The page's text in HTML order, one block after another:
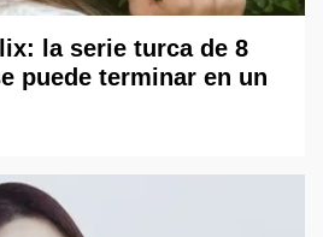
la serie turca de 8
puede terminar en un